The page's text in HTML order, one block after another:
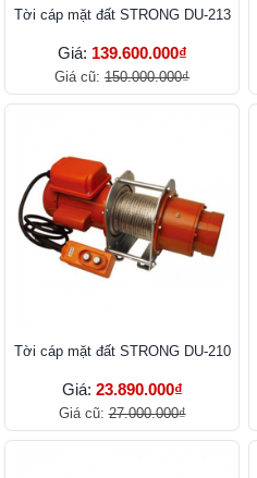
Tời cáp mặt đất STRONG DU-213
Giá: 139.600.000₫
Giá cũ: 150.000.000₫
Tời cáp mặt đất STRONG DU-210
Giá: 23.890.000₫
Giá cũ:27.000.000₫